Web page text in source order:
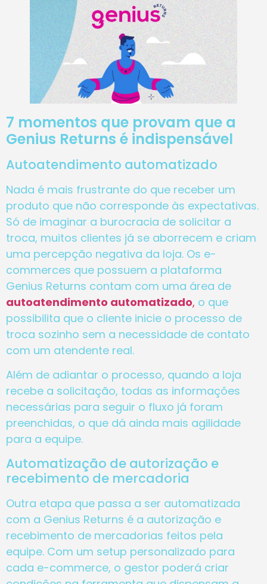
7 momentos que provam que a
Genius Returns é indispensável
Autoatendimento automatizado
Nada é mais frustrante do que receber um
produto que não corresponde às expectativas.
Só de imaginar a burocracia de solicitar a
troca, muitos clientes já se aborrecem e criam
uma percepção negativa da loja. Os e-
commerces que possuem a plataforma
Genius Returns contam com uma área de
autoatendimento automatizado, o que
possibilita que o cliente inicie o processo de
troca sozinho sem a necessidade de contato
com um atendente real.
Além de adiantar o processo, quando a loja
recebe a solicitação, todas as informações
necessárias para seguir o fluxo já foram
preenchidas, o que dá ainda mais agilidade
para a equipe.
Automatização de autorização e
recebimento de mercadoria
Outra etapa que passa a ser automatizada
com a Genius Returns é a autorização e
recebimento de mercadorias feitos pela
equipe. Com um setup personalizado para
cada e-commerce, o gestor poderá criar